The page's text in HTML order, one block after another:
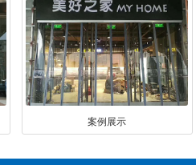
案例展示